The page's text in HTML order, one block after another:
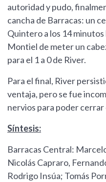
autoridad y pudo,
cancha de Barracas: un
Quintero a los 14 minutos
Montiel de meter un
para el 1 a 0 de River.
Para el final, River
ventaja, pero se fue
nervios para poder
Síntesis:
Barracas Central:
Nicolás Capraro,
Rodrigo Insúa; Tomás